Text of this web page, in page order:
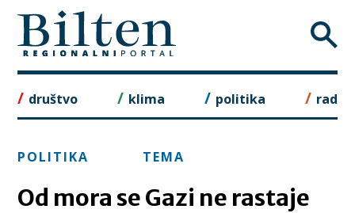
to
content
društvo klima politika rad
POLITIKA TEMA
Od mora se Gazi ne rastaje